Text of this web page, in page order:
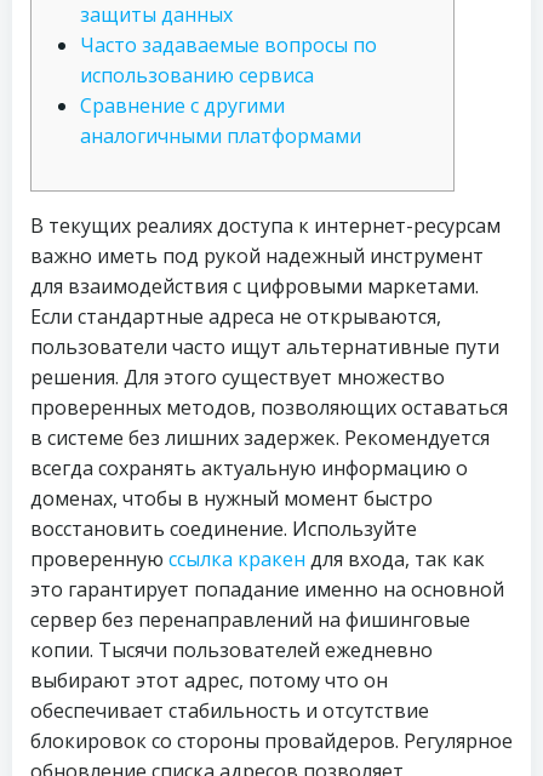
защиты данных
Часто задаваемые вопросы по
использованию сервиса
Сравнение с другими
аналогичными платформами
В текущих реалиях доступа к интернет-ресурсам
важно иметь под рукой надежный инструмент
для взаимодействия с цифровыми маркетами.
Если стандартные адреса не открываются,
пользователи часто ищут альтернативные пути
решения. Для этого существует множество
проверенных методов, позволяющих оставаться
в системе без лишних задержек. Рекомендуется
всегда сохранять актуальную информацию о
доменах, чтобы в нужный момент быстро
восстановить соединение. Используйте
проверенную ссылка кракен для входа, так как
это гарантирует попадание именно на основной
сервер без перенаправлений на фишинговые
копии. Тысячи пользователей ежедневно
выбирают этот адрес, потому что он
обеспечивает стабильность и отсутствие
блокировок со стороны провайдеров. Регулярное